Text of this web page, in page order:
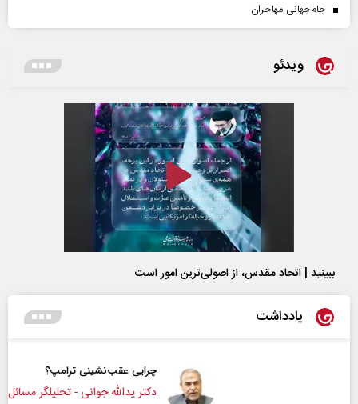
جام‌جهانی مهاجران
ویدئو
ببینید | اتحاد مقدس، از اصولی‌ترین امور است
یادداشت
چرایی عقب‌نشینی ترامپ؟
دکتر یدالله جوانی - تحلیلگر مسائل سیاسی